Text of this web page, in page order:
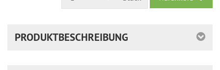
PRODUKTBESCHREIBUNG